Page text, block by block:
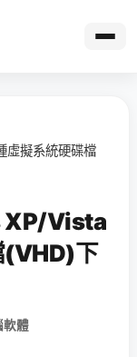
擬系統硬碟檔
XP/Vista
(VHD)下
軟體